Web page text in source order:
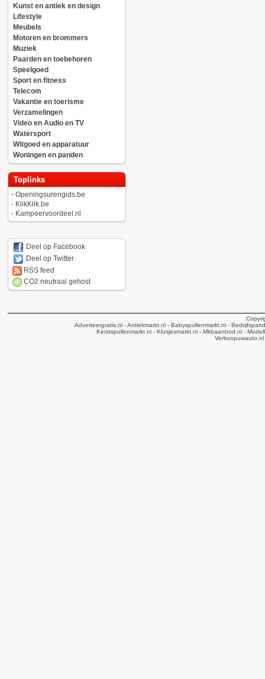
Kunst en antiek en design
Lifestyle
Meubels
Motoren en brommers
Muziek
Paarden en toebehoren
Speelgoed
Sport en fitness
Telecom
Vakantie en toerisme
Verzamelingen
Video en Audio en TV
Watersport
Witgoed en apparatuur
Woningen en panden
Toplinks
- Openingsurengids.be
- KlikKlik.be
- Kampeervoordeel.nl
Deel op Facebook
Deel op Twitter
RSS feed
CO2 neutraal gehost
Adverteergratis.nl - Antiekmarkt.nl - Babyspullenmarkt.nl -
Kerstspullenmarkt.nl - Klusjesmarkt.nl - Mkbaanbod.nl -
Verkoopuwauto.nl